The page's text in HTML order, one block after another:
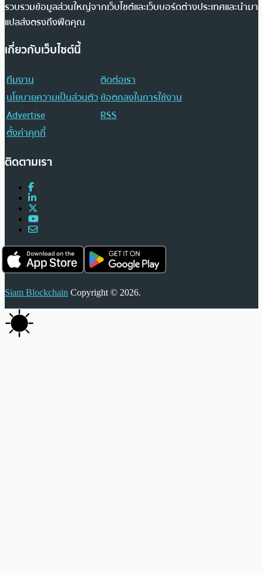
รวบรวมข้อมูลส่วนใหญ่จากเว็บไซต์และเว็บบอร์ดต่างประเทศและนำมา
แปลส่งตรงถึงฟีดคุณ
เกี่ยวกับเว็บไซต์นี้
ทีมงาน
ติดต่อเรา
นโยบายความเป็นส่วนตัวข้อตกลงในการใช้งาน
Advertise
RSS
ตั้งค่าคุกกี้
ติดตามเรา
Siam Blockchain Copyright © 2026.